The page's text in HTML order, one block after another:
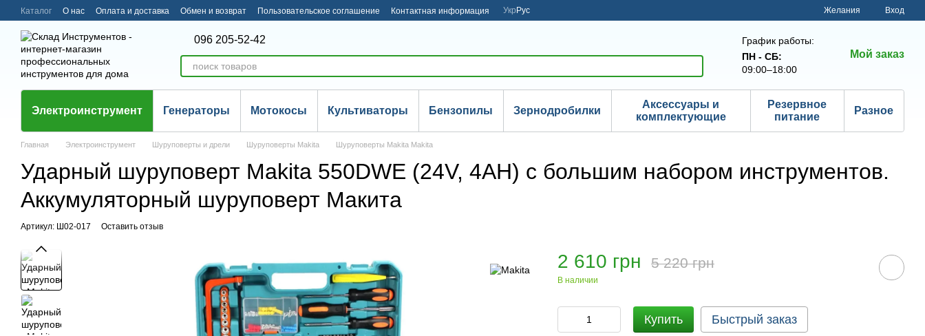
Перейти к основному контенту
Каталог О нас Оплата и доставка Обмен и возврат Пользовательское соглашение Контактная информация Укр Рус Желания Вход
096 205-52-42
График работы:
ПН - СБ:
09:00–18:00
Мой заказ
Электроинструмент Генераторы Мотокосы Культиваторы Бензопилы Зернодробилки
Аксессуары и
комплектующие
Резервное
питание
Разное
Главная Электроинструмент Шуруповерты и дрели Шуруповерты Makita Шуруповерты Makita Makita
Ударный шуруповерт Makita 550DWE (24V, 4AH) с большим набором инструментов.
Аккумуляторный шуруповерт Макита
Артикул: Ш02-017 Оставить отзыв
2 610 грн 5 220 грн
В наличии
Купить Быстрый заказ